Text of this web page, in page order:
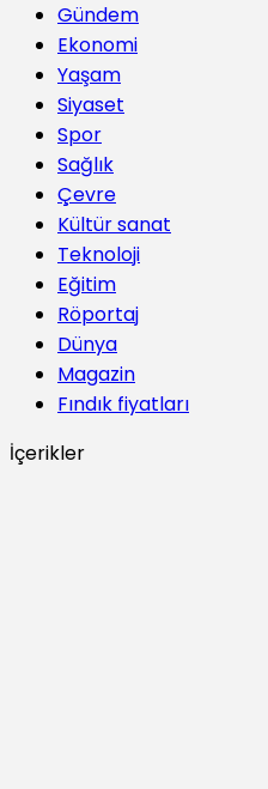
Gündem
Ekonomi
Yaşam
Siyaset
Spor
Sağlık
Çevre
Kültür sanat
Teknoloji
Eğitim
Röportaj
Dünya
Magazin
Fındık fiyatları
İçerikler